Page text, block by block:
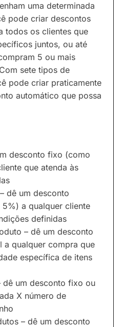
uma determinada
pode criar descontos
todos os clientes que
juntos, ou até
5 ou mais
sete tipos de
pode criar praticamente
automático que possa
desconto fixo (como
que atenda às
dê um desconto
a qualquer cliente
definidas
– dê um desconto
a qualquer compra que
específica de itens
dê um desconto fixo ou
X número de
– dê um desconto